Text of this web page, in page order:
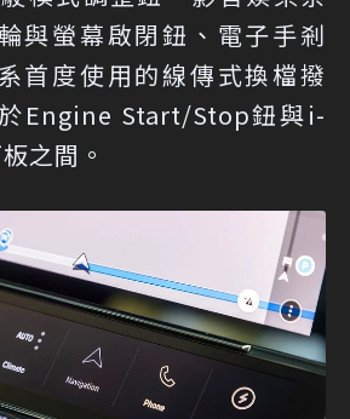
與螢幕啟閉鈕、電子手剎
首度使用的線傳式換檔撥
Engine Start/Stop鈕與i-
之間。